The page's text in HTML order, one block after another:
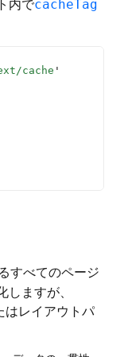
内でcacheTag
cache '
すべてのページ
ますが、
はレイアウトパ